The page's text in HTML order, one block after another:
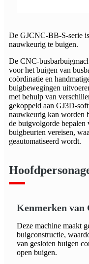
De GJCNC-BB-S-serie
nauwkeurig te buigen.
De CNC-
voor het buigen van
coördinatie en
buigbewegingen
met behulp van
gekoppeld aan GJ3D-
nauwkeurig kan worden
de buigvolgorde bepalen
buigbeurten vereisen,
geautomatiseerd wordt.
Kenmerken van
Deze machine maakt
buigconstructie,
van gesloten buigen
open buigen.